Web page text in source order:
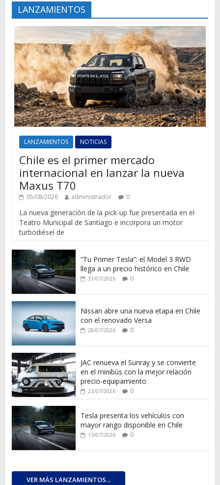
LANZAMIENTOS
LANZAMIENTOS NOTICIAS
Chile es el primer mercado
internacional en lanzar la nueva
Maxus T70
05/08/2026 administrador 0
La nueva generación de la pick-up fue presentada en el
Teatro Municipal de Santiago e incorpora un motor
turbodiésel de
“Tu Primer Tesla”: el Model 3 RWD
llega a un precio histórico en Chile
31/07/2026 0
Nissan abre una nueva etapa en Chile
con el renovado Versa
28/07/2026 0
JAC renueva el Sunray y se convierte
en el minibús con la mejor relación
precio-equipamiento
23/07/2026 0
Tesla presenta los vehículos con
mayor rango disponible en Chile
15/07/2026 0
VER MÁS LANZAMIENTOS...